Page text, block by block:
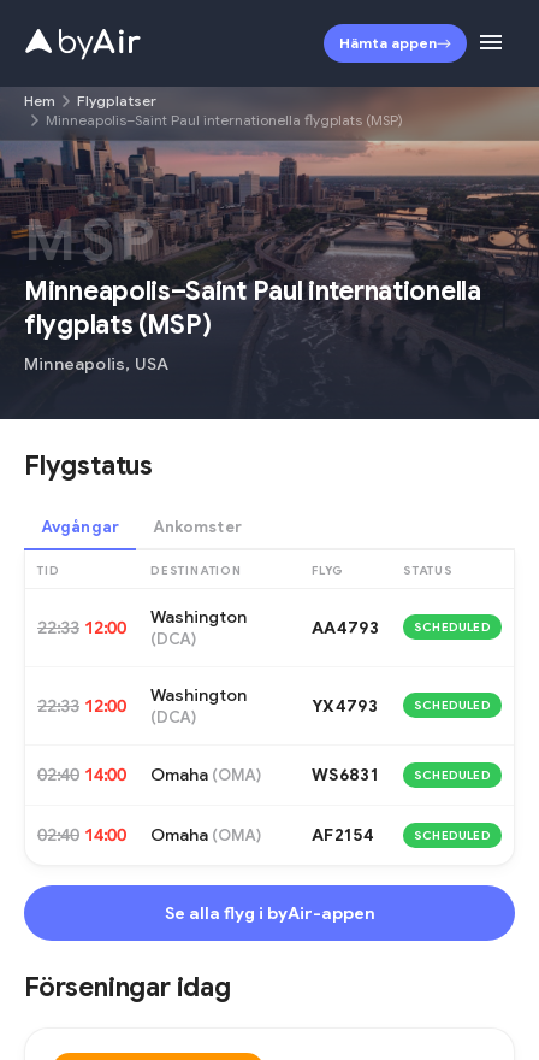
Hämta appen
Hem
Flygplatser
Minneapolis–Saint Paul internationella flygplats (MSP)
MSP
Minneapolis–Saint Paul internationella
flygplats(MSP)
Minneapolis, USA
Flygstatus
Avgångar Ankomster
TID DESTINATION FLYG STATUS
22:33 12:00 Washington
(DCA)
AA4793 SCHEDULED
22:33 12:00 Washington
(DCA)
YX4793 SCHEDULED
02:40 14:00 Omaha (OMA) WS6831 SCHEDULED
02:40 14:00 Omaha (OMA) AF2154 SCHEDULED
Se alla flyg i byAir-appen
Förseningar idag